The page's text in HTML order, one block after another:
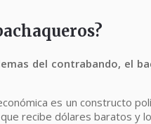
del contrabando, el
es un constructo
recibe dólares baratos y